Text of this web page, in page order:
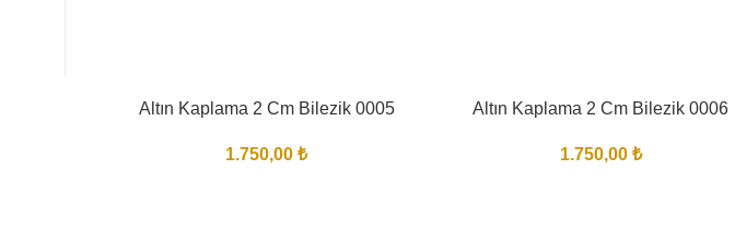
Altın Kaplama 2 Cm Bilezik 0005
1.750,00₺
Altın Kaplama 2 Cm Bilezik 0006
1.750,00 ₺